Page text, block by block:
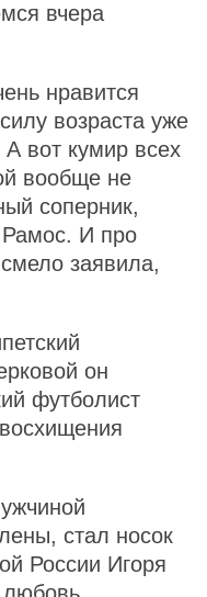
вчера
нравится
возраста уже
вот кумир всех
вообще не
соперник,
Рамос. И про
заявила,
он
футболист
стал носок
России Игоря